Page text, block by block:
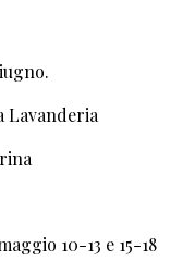
Lavanderia
10-13 e 15-18